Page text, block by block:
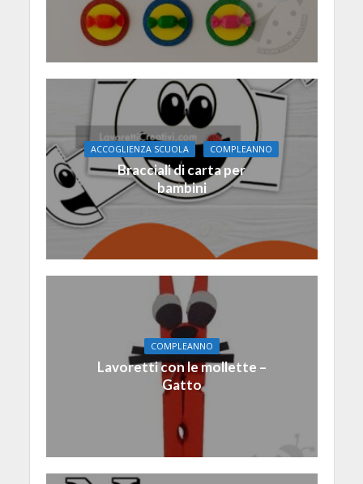
ACCOGLIENZA SCUOLA COMPLEANNO
Bracciali di carta per
bambini
COMPLEANNO
Lavoretti con le mollette –
Gatto